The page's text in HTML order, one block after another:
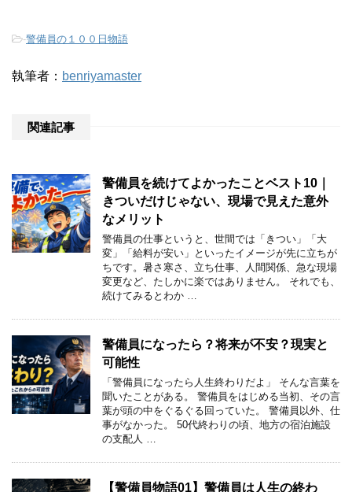
-警備員の１００日物語
執筆者： benriyamaster
関連記事
警備員を続けてよかったことベスト10｜
きついだけじゃない、現場で見えた意外
なメリット
警備員の仕事というと、世間では「きつい」「大
変」「給料が安い」といったイメージが先に立ちが
ちです。暑さ寒さ、立ち仕事、人間関係、急な現場
変更など、たしかに楽ではありません。 それでも、
続けてみるとわか …
警備員になったら？将来が不安？現実と
可能性
「警備員になったら人生終わりだよ」 そんな言葉を
聞いたことがある。 警備員をはじめる当初、その言
葉が頭の中をぐるぐる回っていた。 警備員以外、仕
事がなかった。 50代終わりの頃、地方の宿泊施設
の支配人 …
【警備員物語01】警備員は人生の終わ